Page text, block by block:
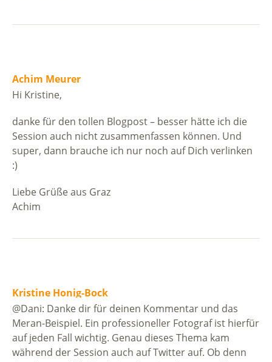
Achim Meurer
Hi Kristine,
danke für den tollen Blogpost – besser hätte ich die
Session auch nicht zusammenfassen können. Und
super, dann brauche ich nur noch auf Dich verlinken
:)
Liebe Grüße aus Graz
Achim
Kristine Honig-Bock
@Dani: Danke dir für deinen Kommentar und das
Meran-Beispiel. Ein professioneller Fotograf ist hierfür
auf jeden Fall wichtig. Genau dieses Thema kam
während der Session auch auf Twitter auf. Ob denn